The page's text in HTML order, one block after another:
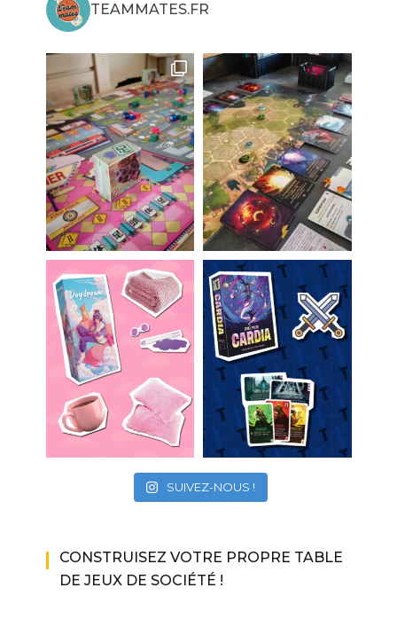
TEAMMATES.FR
SUIVEZ-NOUS !
CONSTRUISEZ VOTRE PROPRE TABLE
DE JEUX DE SOCIÉTÉ !